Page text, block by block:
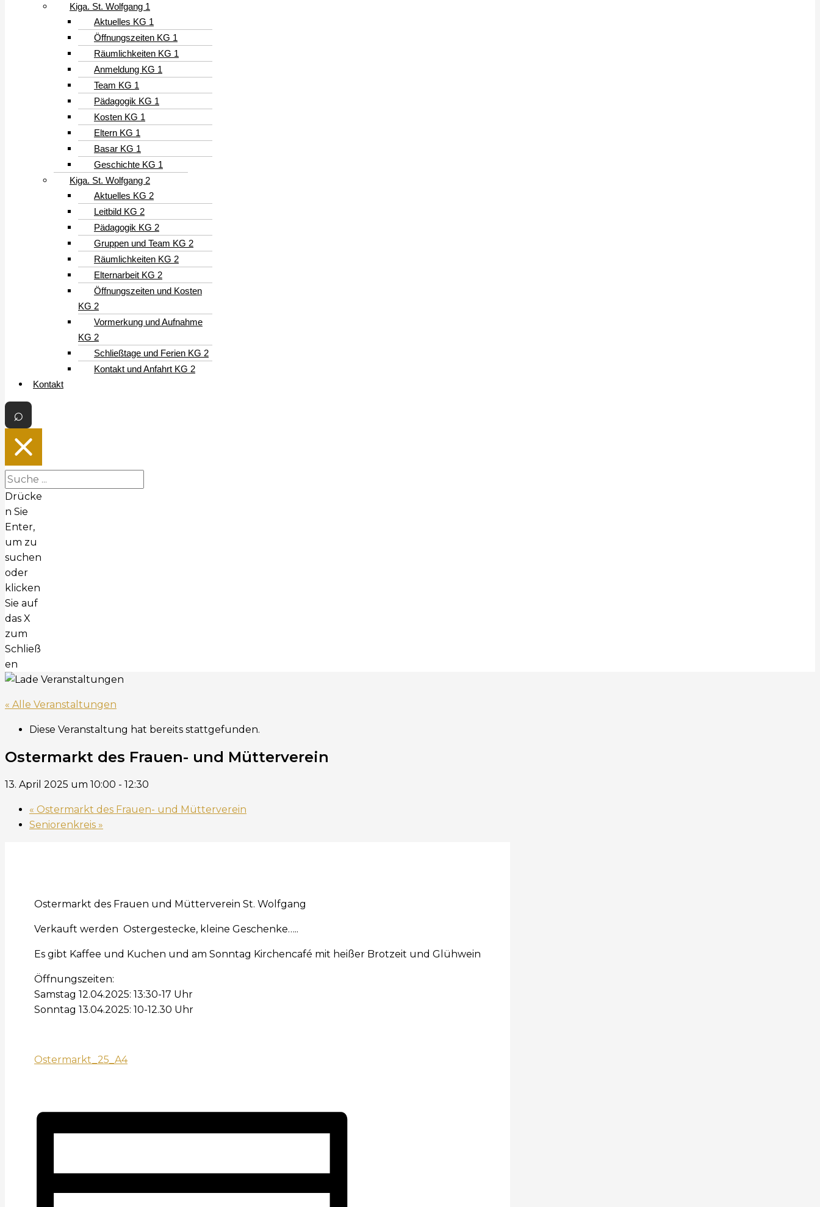
Kiga. St. Wolfgang 1
Aktuelles KG 1
Öffnungszeiten KG 1
Räumlichkeiten KG 1
Anmeldung KG 1
Team KG 1
Pädagogik KG 1
Kosten KG 1
Eltern KG 1
Basar KG 1
Geschichte KG 1
Kiga. St. Wolfgang 2
Aktuelles KG 2
Leitbild KG 2
Pädagogik KG 2
Gruppen und Team KG 2
Räumlichkeiten KG 2
Elternarbeit KG 2
Öffnungszeiten und Kosten
KG 2
Vormerkung und Aufnahme
KG 2
Schließtage und Ferien KG 2
Kontakt und Anfahrt KG 2
Kontakt
Drücke
n Sie
Enter,
um zu
suchen
oder
klicken
Sie auf
das X
zum
Schließ
en
« Alle Veranstaltungen
Diese Veranstaltung hat bereits stattgefunden.
Ostermarkt des Frauen- und Mütterverein
13. April 2025 um 10:00 - 12:30
« Ostermarkt des Frauen- und Mütterverein
Seniorenkreis »
Ostermarkt des Frauen und Mütterverein St. Wolfgang
Verkauft werden Ostergestecke, kleine Geschenke…..
Es gibt Kaffee und Kuchen und am Sonntag Kirchencafé mit heißer Brotzeit und Glühwein
Öffnungszeiten:
Samstag 12.04.2025: 13:30-17 Uhr
Sonntag 13.04.2025: 10-12.30 Uhr
Ostermarkt_25_A4